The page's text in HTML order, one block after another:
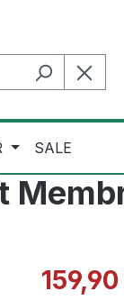
SALE